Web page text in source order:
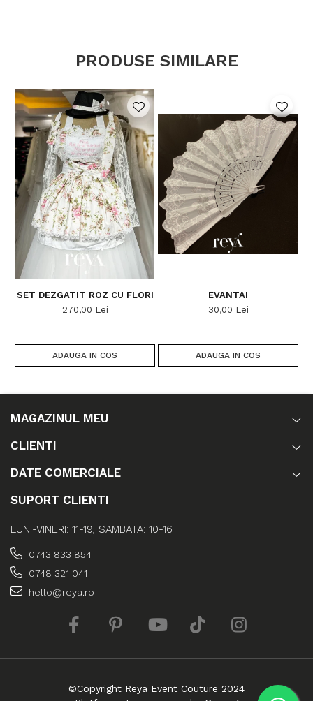
PRODUSE SIMILARE
SET DEZGATIT ROZ CU FLORI
270,00 Lei
ADAUGA IN COS
EVANTAI
30,00 Lei
ADAUGA IN COS
MAGAZINUL MEU
CLIENTI
DATE COMERCIALE
SUPORT CLIENTI
LUNI-VINERI: 11-19, SAMBATA: 10-16
0743 833 854
0748 321 041
hello@reya.ro
©Copyright Reya Event Couture 2024